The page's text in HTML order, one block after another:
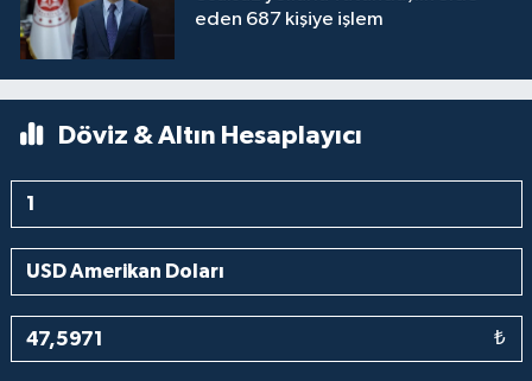
eden 687 kişiye işlem
Döviz & Altın Hesaplayıcı
₺